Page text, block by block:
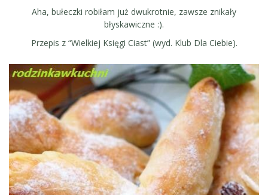
Aha, bułeczki robiłam już dwukrotnie, zawsze znikały
błyskawiczne :).
Przepis z “Wielkiej Księgi Ciast” (wyd. Klub Dla Ciebie).